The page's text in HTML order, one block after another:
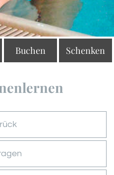
Buchen Schenken